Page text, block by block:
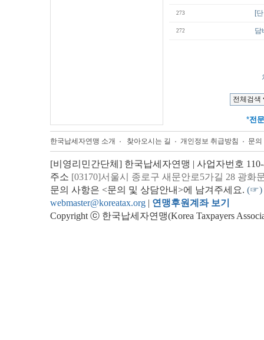
273 [
272 담
*전문
한국납세자연맹 소개 찾아오시는 길 개인정보 취급방침 문
[비영리민간단체] 한국납세자연맹 | 사업자번호
주소 [03170]서울시 종로구 새문안로5가길 28 광화
문의 사항은 <문의 및 상담안내>에 남겨주세요. (☞)
webmaster@koreatax.org | 연맹후원계좌 보기
Copyright ⓒ 한국납세자연맹(Korea Taxpayers